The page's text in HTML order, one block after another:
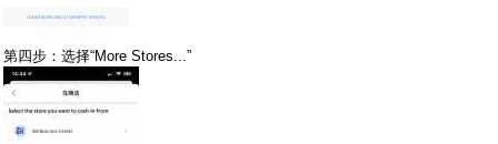
第四步：选择“More Stores...”